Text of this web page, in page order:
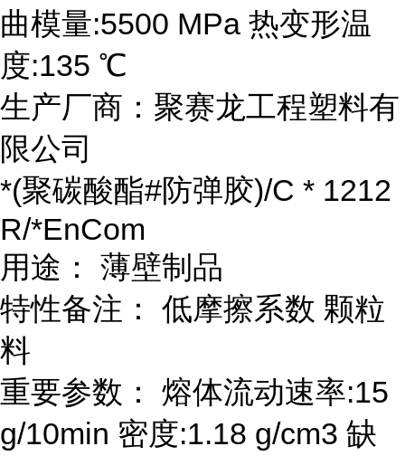
曲模量:5500 MPa 热变形温
度:135 ℃
生产厂商：聚赛龙工程塑料有
限公司
*(聚碳酸酯#防弹胶)/C * 1212
R/*EnCom
用途： 薄壁制品
特性备注： 低摩擦系数 颗粒
料
重要参数： 熔体流动速率:15
g/10min 密度:1.18 g/cm3 缺